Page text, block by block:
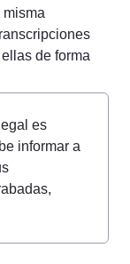
de forma
es
informar a